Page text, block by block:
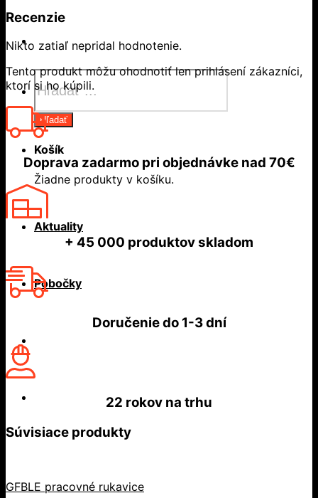
Products
search
Hľadať
Košík
Žiadne produkty v košíku.
Aktuality
Pobočky
Recenzie
Nikto zatiaľ nepridal hodnotenie.
Tento produkt môžu ohodnotiť len prihlásení zákazníci,
ktorí si ho kúpili.
Doprava zadarmo pri objednávke nad 70€
+ 45 000 produktov skladom
Doručenie do1-3 dní
22 rokov na trhu
Súvisiace produkty
GFBLE pracovné rukavice